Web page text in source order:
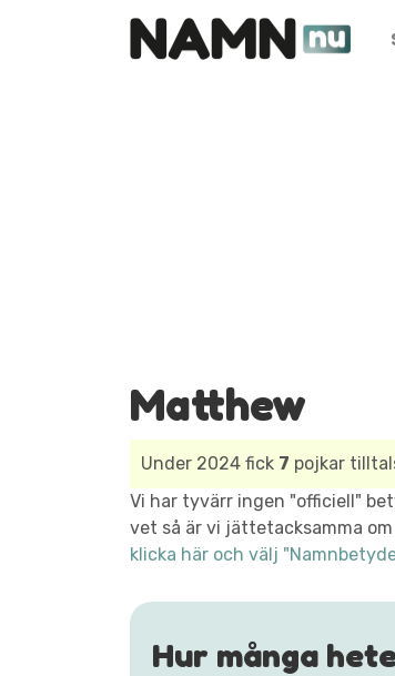
Matthew
Under 2024 fick 7 pojkar
Vi har tyvärr ingen "officiell"
vet så är vi jättetacksamma
klicka här och välj
Hur många